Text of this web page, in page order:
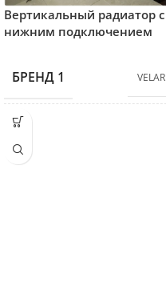
Вертикальный радиатор с
нижним подключением
БРЕНД 1 VELAR